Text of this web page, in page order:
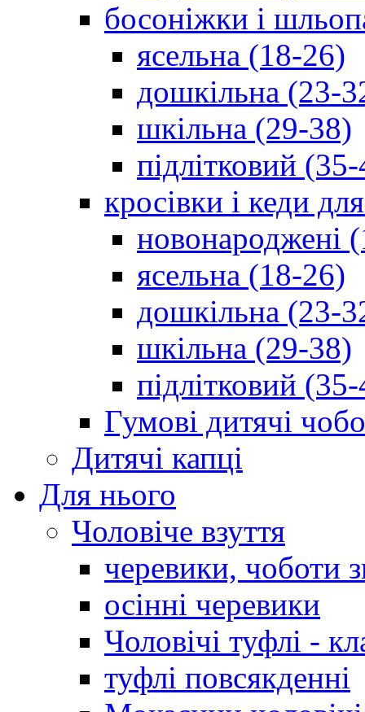
босоніжки і
ясельна (18-26)
дошкільна (23-
шкільна (29-38)
підлітковий
кросівки і кеди
новонароджені
ясельна (18-26)
дошкільна (23-
шкільна (29-38)
підлітковий
Гумові дитячі
Дитячі капці
Для нього
Чоловіче взуття
черевики, чоботи
осінні черевики
Чоловічі туфлі -
туфлі повсякденні